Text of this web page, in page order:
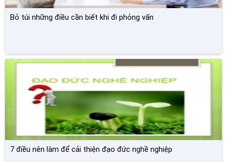
Bỏ túi những điều cần biết khi đi phỏng vấn
7 điều nên làm để cải thiện đạo đức nghề nghiệp